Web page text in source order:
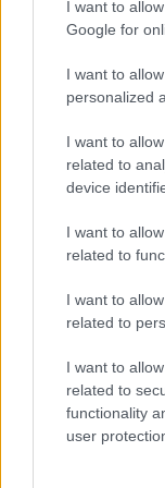
I want to
Google for
I want to
personalized
I want to
related to
device
I want to
related to
I want to
related to
I want to
related to
functionality
user
No Tav
ancora i
diMassimo
26 Luglio